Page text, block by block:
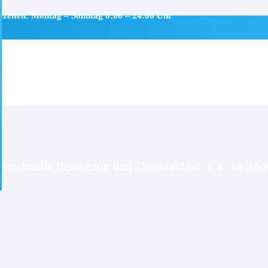
Montag – Sonntag 0:00 – 24:00 Uhr
Reinigung und Desinfektion u. a. nach